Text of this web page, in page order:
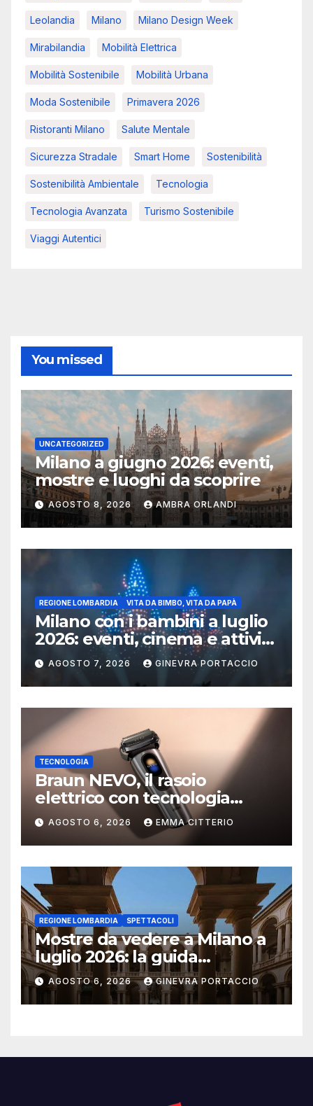
Leolandia Milano Milano Design Week
Mirabilandia Mobilità Elettrica
Mobilità Sostenibile Mobilità Urbana
Moda Sostenibile Primavera 2026
Ristoranti Milano Salute Mentale
Sicurezza Stradale Smart Home Sostenibilità
Sostenibilità Ambientale Tecnologia
Tecnologia Avanzata Turismo Sostenibile
Viaggi Autentici
You missed
UNCATEGORIZED
Milano a giugno 2026: eventi,
mostre e luoghi da scoprire
AGOSTO 8, 2026 AMBRA ORLANDI
REGIONE LOMBARDIA VITA DA BIMBO, VITA DA PAPÀ
Milano con i bambini a luglio
2026: eventi, cinema e attività
per famiglie
AGOSTO 7, 2026 GINEVRA PORTACCIO
TECNOLOGIA
Braun NEVO, il rasoio
elettrico con tecnologia
AeroTouch
AGOSTO 6, 2026 EMMA CITTERIO
REGIONE LOMBARDIA SPETTACOLI
Mostre da vedere a Milano a
luglio 2026: la guida
aggiornata
AGOSTO 6, 2026 GINEVRA PORTACCIO